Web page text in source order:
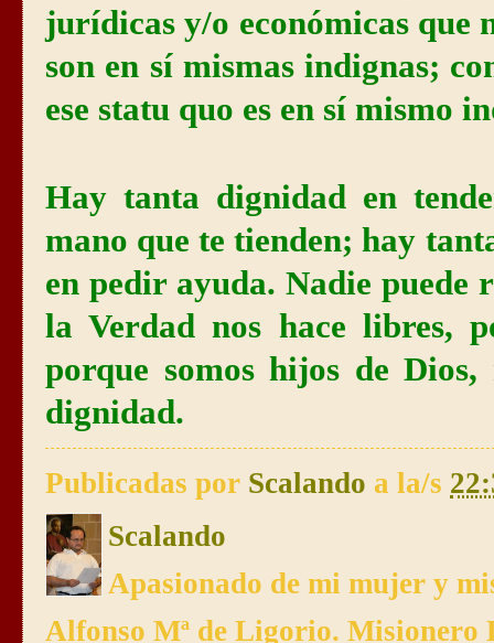
jurídicas y/o económicas que
son en sí mismas indignas;
ese statu quo es en sí mismo
Hay tanta dignidad en
mano que te tienden; hay
en pedir ayuda. Nadie puede
la Verdad nos hace libres,
porque somos hijos de
dignidad.
Publicadas por Scalando a la/s
Scalando
Apasionado de mi mujer y
Alfonso Mª de Ligorio. Misionero